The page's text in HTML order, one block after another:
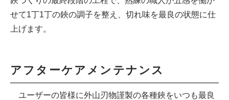
せて1丁1丁の鋏の調子を整え、切れ味を最良の状態に仕
上げます。
アフターケアメンテナンス
ユーザーの皆様に外山刃物謹製の各種鋏をいつも最良